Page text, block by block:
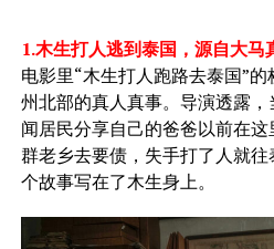
1.木生打人逃到泰国，源自大马
电影里“木生打人跑路去泰国”
州北部的真人真事。导演透露
闻居民分享自己的爸爸以前在
群老乡去要债，失手打了人就
个故事写在了木生身上。